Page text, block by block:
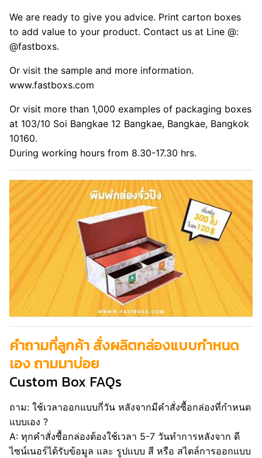
We are ready to give you advice. Print carton boxes
to add value to your product. Contact us at Line @:
@fastboxs.
Or visit the sample and more information.
www.fastboxs.com
Or visit more than 1,000 examples of packaging boxes
at 103/10 Soi Bangkae 12 Bangkae, Bangkae, Bangkok
10160.
During working hours from 8.30-17.30 hrs.
คำถามที่ลูกค้า สั่งผลิตกล่องแบบกำหนด
เอง ถามมาบ่อย
Custom Box FAQs
ถาม: ใช้เวลาออกแบบกี่วัน หลังจากมีคำสั่งซื้อกล่องที่กำหนด
แบบเอง ?
A: ทุกคำสั่งซื้อกล่องต้องใช้เวลา 5-7 วันทำการหลังจาก ดี
ไซน์เนอร์ได้รับข้อมูล และ รูปแบบ สี หรือ สไตล์การออกแบบ